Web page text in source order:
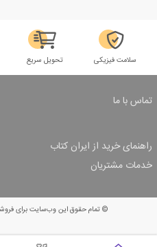
سلامت فیزیکی تحویل سریع
تماس با ما
راهنمای خرید از ایران کتاب
ثبت سفارش
شرایط ارسال سفارش
شیوه پرداخت
تخفیف‌های خرید
خدمات مشتریان
© تمام حقوق این وب‌سایت برای